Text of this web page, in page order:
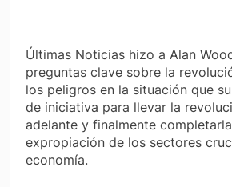
Últimas Noticias hizo a Alan
preguntas clave sobre la
los peligros en la situación que
de iniciativa para llevar la
adelante y finalmente
expropiación de los sectores
economía.